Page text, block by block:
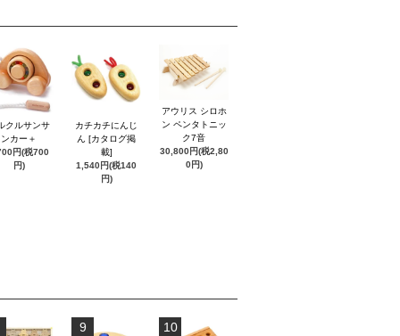
クルサンサ
ンカー＋
円(税700
円)
カチカチにんじ
ん [カタログ掲
載]
1,540円(税140
円)
アウリス シロホ
ン ペンタトニッ
ク7音
30,800円(税2,80
0円)
9 10